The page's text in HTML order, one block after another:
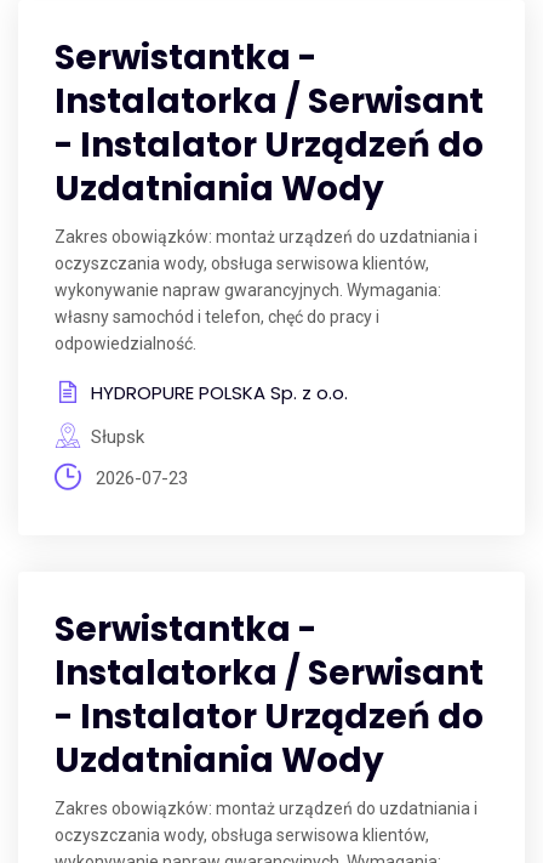
Serwistantka -
Instalatorka / Serwisant
- Instalator Urządzeń do
Uzdatniania Wody
Zakres obowiązków: montaż urządzeń do uzdatniania i
oczyszczania wody, obsługa serwisowa klientów,
wykonywanie napraw gwarancyjnych. Wymagania:
własny samochód i telefon, chęć do pracy i
odpowiedzialność.
HYDROPURE POLSKA Sp. z o.o.
Słupsk
2026-07-23
Serwistantka -
Instalatorka / Serwisant
- Instalator Urządzeń do
Uzdatniania Wody
Zakres obowiązków: montaż urządzeń do uzdatniania i
oczyszczania wody, obsługa serwisowa klientów,